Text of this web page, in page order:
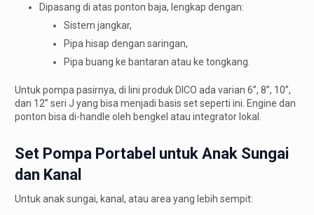
Dipasang di atas ponton baja, lengkap dengan:
Sistem jangkar,
Pipa hisap dengan saringan,
Pipa buang ke bantaran atau ke tongkang.
Untuk pompa pasirnya, di lini produk DICO ada varian 6”, 8”, 10”,
dan 12” seri J yang bisa menjadi basis set seperti ini. Engine dan
ponton bisa di-handle oleh bengkel atau integrator lokal.
Set Pompa Portabel untuk Anak Sungai
dan Kanal
Untuk anak sungai, kanal, atau area yang lebih sempit: